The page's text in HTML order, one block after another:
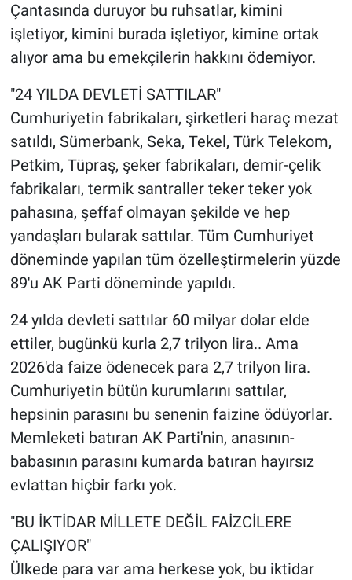
Çantasında duruyor bu ruhsatlar, kimini
işletiyor, kimini burada işletiyor, kimine ortak
alıyor ama bu emekçilerin hakkını ödemiyor.
"24 YILDA DEVLETİ SATTILAR"
Cumhuriyetin fabrikaları, şirketleri haraç mezat
satıldı, Sümerbank, Seka, Tekel, Türk Telekom,
Petkim, Tüpraş, şeker fabrikaları, demir-çelik
fabrikaları, termik santraller teker teker yok
pahasına, şeffaf olmayan şekilde ve hep
yandaşları bularak sattılar. Tüm Cumhuriyet
döneminde yapılan tüm özelleştirmelerin yüzde
89'u AK Parti döneminde yapıldı.
24 yılda devleti sattılar 60 milyar dolar elde
ettiler, bugünkü kurla 2,7 trilyon lira.. Ama
2026'da faize ödenecek para 2,7 trilyon lira.
Cumhuriyetin bütün kurumlarını sattılar,
hepsinin parasını bu senenin faizine ödüyorlar.
Memleketi batıran AK Parti'nin, anasının-
babasının parasını kumarda batıran hayırsız
evlattan hiçbir farkı yok.
"BU İKTİDAR MİLLETE DEĞİL FAİZCİLERE
ÇALIŞIYOR"
Ülkede para var ama herkese yok, bu iktidar